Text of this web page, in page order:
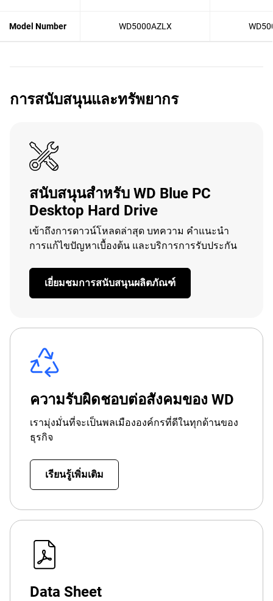
Model Number WD5000AZLX
การสนับสนุนและทรัพยากร
สนับสนุนสำหรับ WD Blue PC
Desktop Hard Drive
เข้าถึงการดาวน์โหลดล่าสุด บทความ คำแนะนำ
การแก้ไขปัญหาเบื้องต้น และบริการการรับประกัน
เยี่ยมชมการสนับสนุนผลิตภัณฑ์
ความรับผิดชอบต่อสังคมของ WD
เรามุ่งมั่นที่จะเป็นพลเมืององค์กรที่ดีในทุกด้านของ
ธุรกิจ
เรียนรู้เพิ่มเติม
Data Sheet